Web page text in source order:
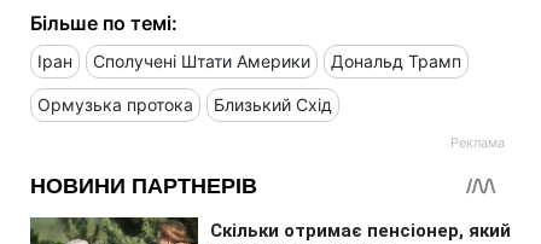
Більше по темі:
Іран Сполучені Штати Америки Дональд Трамп
Ормузька протока Близький Схід